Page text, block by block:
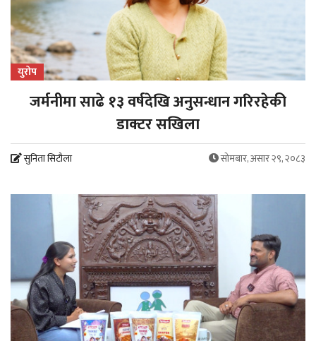
युरोप
जर्मनीमा साढे १३ वर्षदेखि अनुसन्धान गरिरहेकी
डाक्टर सखिला
सुनिता सिटौला सोमबार, असार २९, २०८३